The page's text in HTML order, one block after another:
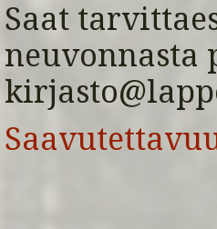
Saat
neuvonnasta